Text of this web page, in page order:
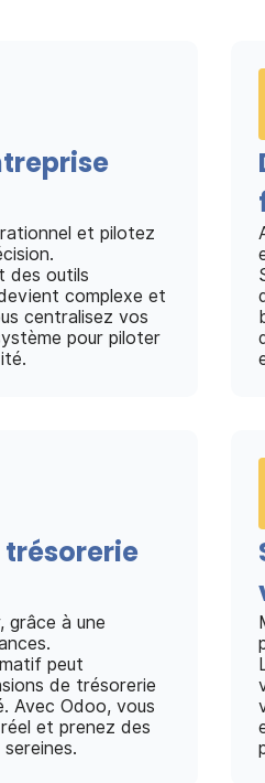
et pilotez
des outils
complexe et
centralisez vos
pour piloter
grâce à une
peut
de trésorerie
Avec Odoo, vous
et prenez des